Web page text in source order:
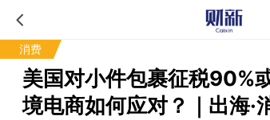
消费
美国对小件包裹征税90%
境电商如何应对？｜出海·